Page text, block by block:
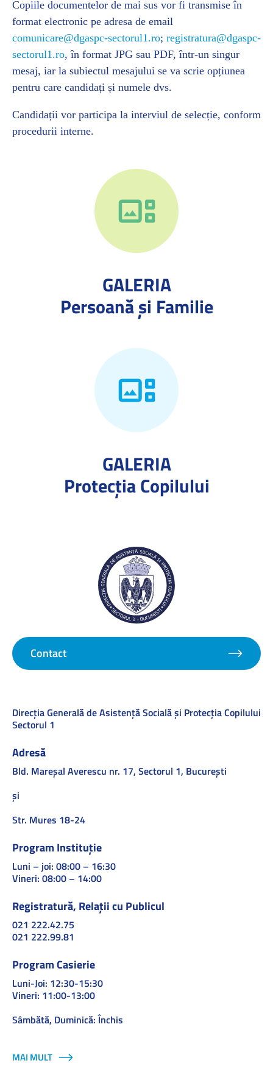
Copiile documentelor de mai sus vor fi transmise în
format electronic pe adresa de email
comunicare@dgaspc-sectorul1.ro; registratura@dgaspc-
sectorul1.ro, în format JPG sau PDF, într-un singur
mesaj, iar la subiectul mesajului se va scrie opțiunea
pentru care candidați și numele dvs.
Candidații vor participa la interviul de selecție, conform
procedurii interne.
GALERIA
Persoană și Familie
GALERIA
Protecţia Copilului
Contact
Direcţia Generală de Asistenţă Socială şi Protecţia Copilului
Sectorul 1
Adresă
Bld. Mareşal Averescu nr. 17, Sectorul 1, Bucureşti
și
Str. Mures 18-24
Program Instituție
Luni – joi: 08:00 – 16:30
Vineri: 08:00 – 14:00
Registratură, Relații cu Publicul
021 222.42.75
021 222.99.81
Program Casierie
Luni-Joi: 12:30-15:30
Vineri: 11:00-13:00
Sâmbătă, Duminică: Închis
MAI MULT